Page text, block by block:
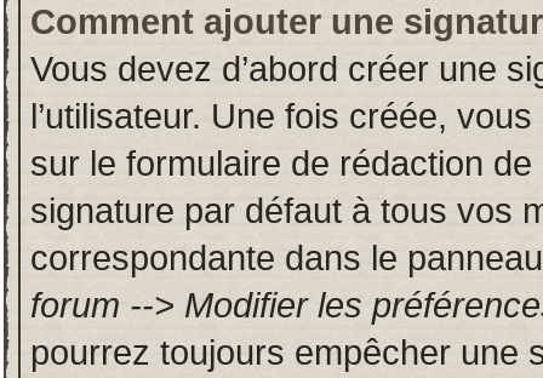
Comment ajouter une
Vous devez d’abord créer une
l’utilisateur. Une fois créée,
sur le formulaire de rédaction
signature par défaut à tous vos
correspondante dans le
forum --> Modifier les
pourrez toujours empêcher une